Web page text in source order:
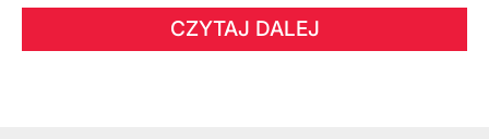
CZYTAJ DALEJ